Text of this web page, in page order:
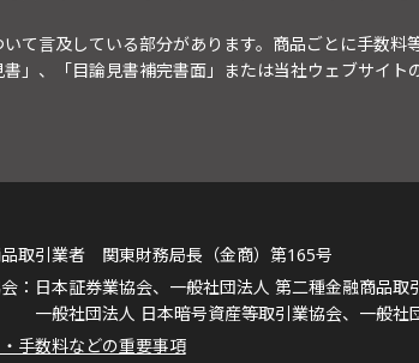
て言及している部分があります。商品ごとに手数料
」、「目論見書補完書面」または当社ウェブサイト
取引業者 関東財務局長（金商）第165号
日本証券業協会、一般社団法人 第二種金融商品取
一般社団法人 日本暗号資産等取引業協会、一般社
手数料などの重要事項